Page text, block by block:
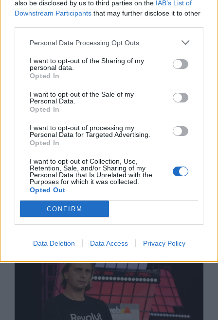
also be disclosed by us to third parties on the IAB’s List of
Downstream Participants that may further disclose it to other
Personal Data Processing Opt Outs
I want to opt-out of the Sharing of my
personal data.
Opted In
I want to opt-out of the Sale of my
Personal Data.
Opted In
I want to opt-out of processing my
Personal Data for Targeted Advertising.
Opted In
I want to opt-out of Collection, Use,
Retention, Sale, and/or Sharing of my
Personal Data that Is Unrelated with the
Purposes for which it was collected.
Opted Out
CONFIRM
Data Deletion Data Access Privacy Policy
Ню Йорк стана 14-ият щат на САЩ, в
който е разрешена евтаназията
Спадането на Дунав принуди Румъния
да възобнови работата на въглищна
електроцентрала
06.08.2026 / 15:30